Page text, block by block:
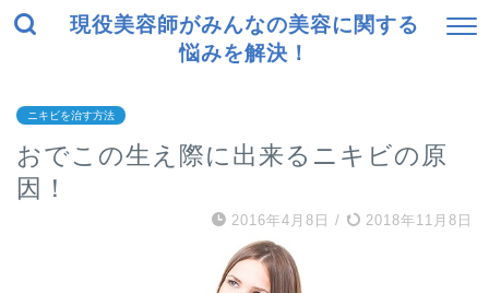
現役美容師がみんなの美容に関する
悩みを解決！
ニキビを治す方法
おでこの生え際に出来るニキビの原
因！
2016年4月8日 / 2018年11月8日